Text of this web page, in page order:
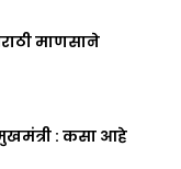
माणसाने
: कसा आहे